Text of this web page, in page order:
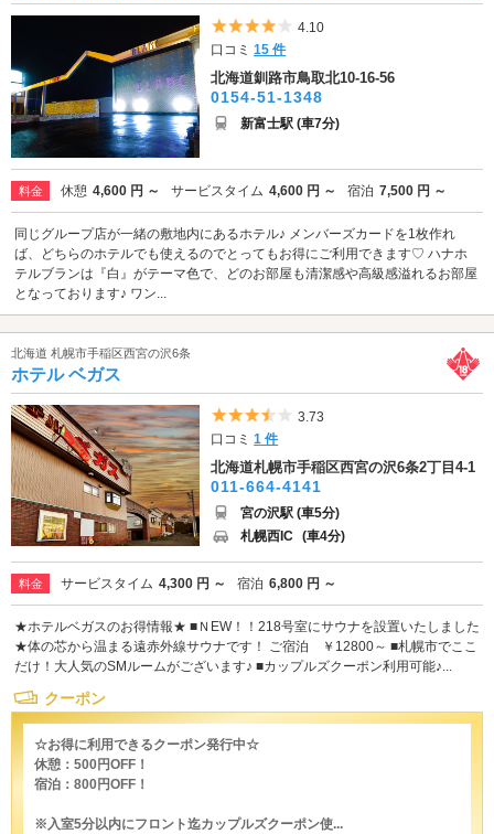
5つ星のうち4
4.10
口コミ15 件
北海道釧路市鳥取北10-16-56
0154-51-1348
新富士駅 (車7分)
料金 休憩 4,600 円 ～ サービスタイム 4,600 円 ～ 宿泊 7,500 円 ～
同じグループ店が一緒の敷地内にあるホテル♪ メンバーズカードを1枚作れ
ば、どちらのホテルでも使えるのでとってもお得にご利用できます♡ ハナホ
テルブランは『白』がテーマ色で、どのお部屋も清潔感や高級感溢れるお部屋
となっております♪ ワン...
北海道 札幌市手稲区西宮の沢6条
ホテル ベガス
5つ星のうち3.5
3.73
口コミ1 件
北海道札幌市手稲区西宮の沢6条2丁目4-1
011-664-4141
宮の沢駅 (車5分)
札幌西IC (車4分)
料金 サービスタイム 4,300 円 ～ 宿泊 6,800 円 ～
★ホテルベガスのお得情報★ ■ＮEW！！218号室にサウナを設置いたしました
★体の芯から温まる遠赤外線サウナです！ ご宿泊 ￥12800～ ■札幌市でここ
だけ！大人気のSMルームがございます♪ ■カップルズクーポン利用可能♪...
クーポン
☆お得に利用できるクーポン発行中☆
休憩：500円OFF！
宿泊：800円OFF！
※入室5分以内にフロント迄カップルズクーポン使...